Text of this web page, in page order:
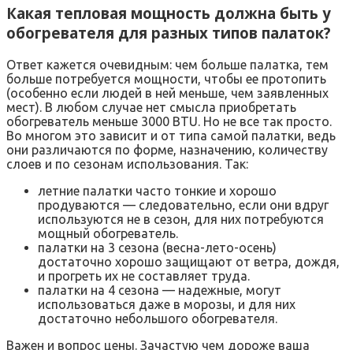
Какая тепловая мощность должна быть у
обогревателя для разных типов палаток?
Ответ кажется очевидным: чем больше палатка, тем
больше потребуется мощности, чтобы ее протопить
(особенно если людей в ней меньше, чем заявленных
мест). В любом случае нет смысла приобретать
обогреватель меньше 3000 BTU. Но не все так просто.
Во многом это зависит и от типа самой палатки, ведь
они различаются по форме, назначению, количеству
слоев и по сезонам использования. Так:
летние палатки часто тонкие и хорошо
продуваются — следовательно, если они вдруг
используются не в сезон, для них потребуются
мощный обогреватель.
палатки на 3 сезона (весна-лето-осень)
достаточно хорошо защищают от ветра, дождя,
и прогреть их не составляет труда.
палатки на 4 сезона — надежные, могут
использоваться даже в морозы, и для них
достаточно небольшого обогревателя.
Важен и вопрос цены. Зачастую чем дороже ваша